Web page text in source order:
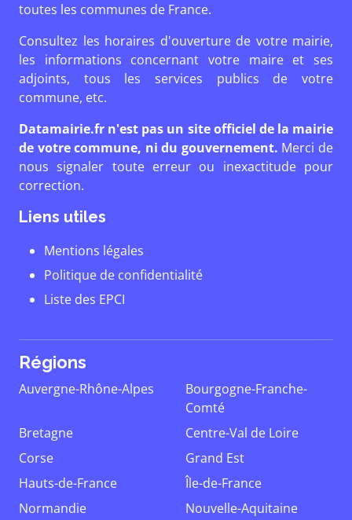
toutes les communes de France.
Consultez les horaires d'ouverture de votre mairie,
les informations concernant votre maire et ses
adjoints, tous les services publics de votre
commune, etc.
Datamairie.fr n'est pas un site officiel de la mairie
de votre commune, ni du gouvernement. Merci de
nous signaler toute erreur ou inexactitude pour
correction.
Liens utiles
Mentions légales
Politique de confidentialité
Liste des EPCI
Régions
Auvergne-Rhône-Alpes
Bourgogne-Franche-
Comté
Bretagne
Centre-Val de Loire
Corse
Grand Est
Hauts-de-France
Île-de-France
Normandie
Nouvelle-Aquitaine